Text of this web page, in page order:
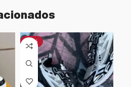
-18%